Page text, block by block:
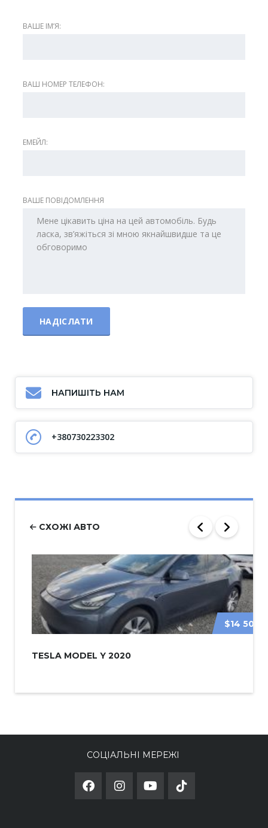
ВАШЕ ІМʼЯ:
ВАШ НОМЕР ТЕЛЕФОН:
ЕМЕЙЛ:
ВАШЕ ПОВІДОМЛЕННЯ
НАПИШІТЬ НАМ
+380730223302
СХОЖІ АВТО
$14 500
TESLA MODEL Y 2020
СОЦІАЛЬНІ МЕРЕЖІ